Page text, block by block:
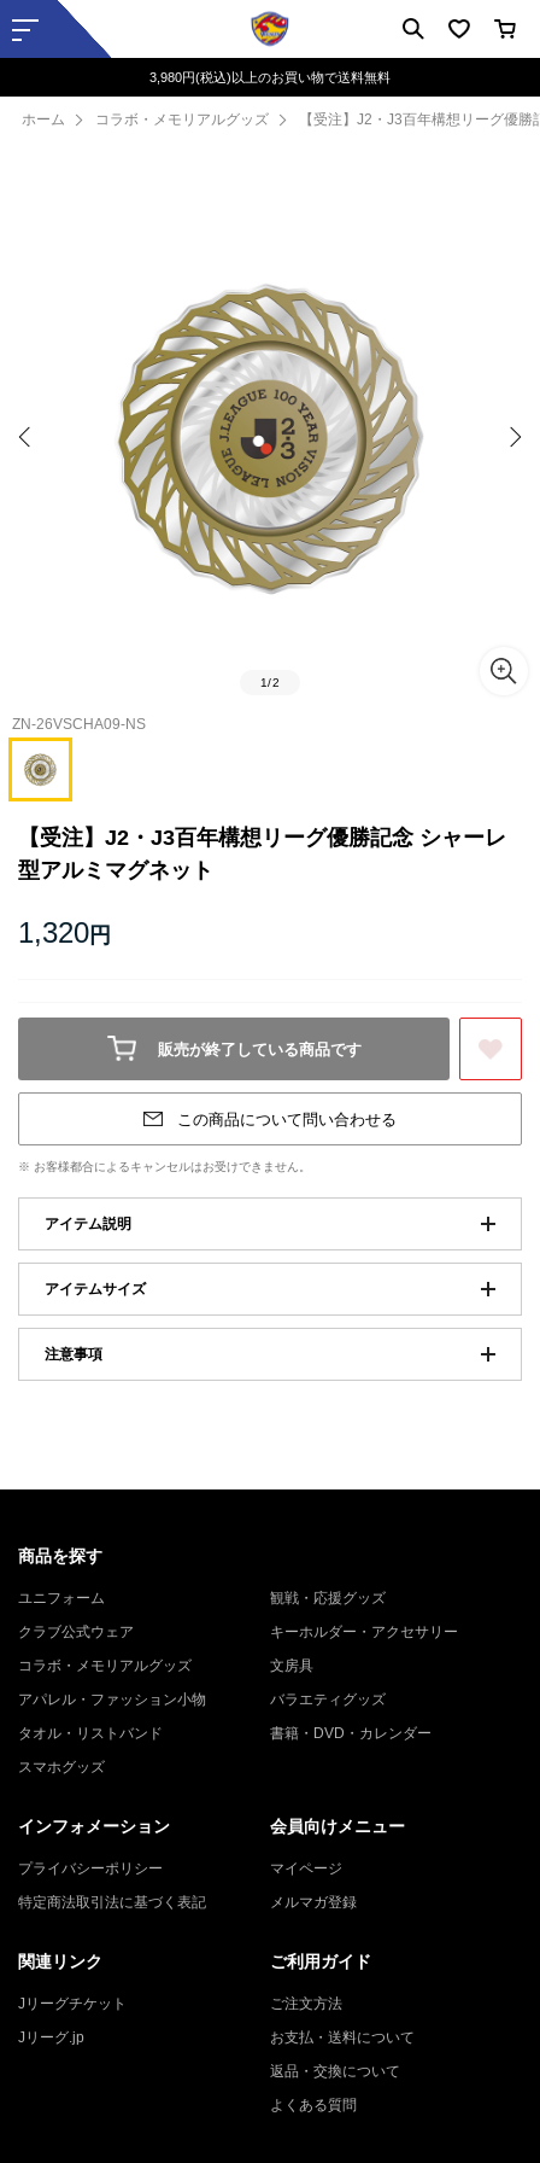
3,980円(税込)以上のお買い物で送料無料
ホーム コラボ・メモリアルグッズ 【受注】J2・J3百年構想リーグ優
1/2
ZN-26VSCHA09-NS
【受注】J2・J3百年構想リーグ優勝記念 シャーレ
型アルミマグネット
1,320 円
お気に入りに登
販売が終了している商品です
※ お客様都合によるキャンセルはお受けできません。
アイテム説明
アイテムサイズ
注意事項
この商品について問い合わせる
商品を探す
ユニフォーム
観戦・応援グッズ
クラブ公式ウェア
キーホルダー・アクセサリー
コラボ・メモリアルグッズ
文房具
アパレル・ファッション小物
バラエティグッズ
タオル・リストバンド
書籍・DVD・カレンダー
スマホグッズ
インフォメーション
プライバシーポリシー
特定商法取引法に基づく表記
会員向けメニュー
マイページ
メルマガ登録
関連リンク
Jリーグチケット
Jリーグ.jp
ご利用ガイド
ご注文方法
お支払・送料について
返品・交換について
よくある質問